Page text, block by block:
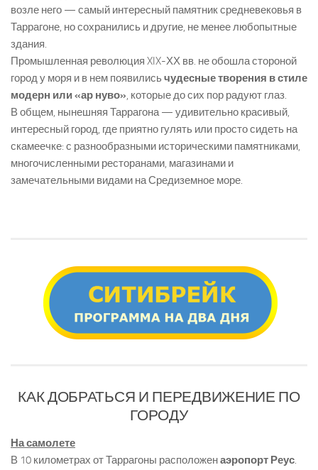
возле него — самый интересный памятник средневековья в
Таррагоне, но сохранились и другие, не менее любопытные
здания.
Промышленная революция XIX-ХХ вв. не обошла стороной
город у моря и в нем появилисьчудесные творения в стиле
модерн или «ар нуво», которые до сих пор радуют глаз.
В общем, нынешняя Таррагона — удивительно красивый,
интересный город, где приятно гулять или просто сидеть на
скамеечке: с разнообразными историческими памятниками,
многочисленными ресторанами, магазинами и
замечательными видами на Средиземное море.
КАК ДОБРАТЬСЯ И ПЕРЕДВИЖЕНИЕ ПО
ГОРОДУ
На самолете
В 10 километрах от Таррагоны расположенаэропорт Реус.